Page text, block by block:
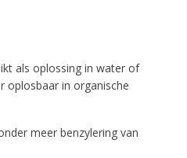
als oplossing in water of
oplosbaar in organische
meer benzylering van